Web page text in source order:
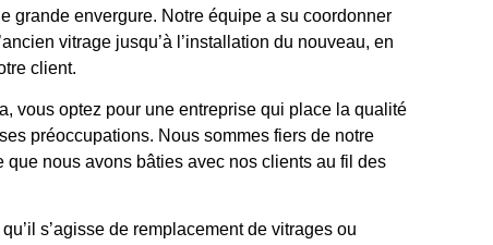
grande envergure. Notre équipe a su coordonner
vitrage jusqu’à l’installation du nouveau, en
client.
vous optez pour une entreprise qui place la qualité
préoccupations. Nous sommes fiers de notre
nous avons bâties avec nos clients au fil des
s’agisse de remplacement de vitrages ou